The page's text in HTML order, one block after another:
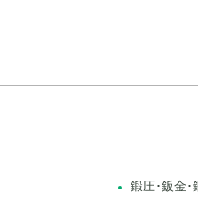
鍛圧･鈑金･